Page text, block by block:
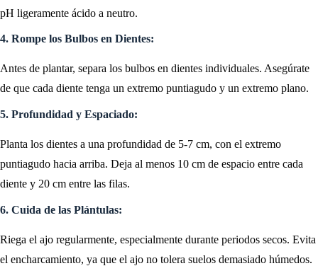
pH ligeramente ácido a neutro.
4. Rompe los Bulbos en Dientes:
Antes de plantar, separa los bulbos en dientes individuales. Asegúrate
de que cada diente tenga un extremo puntiagudo y un extremo plano.
5. Profundidad y Espaciado:
Planta los dientes a una profundidad de 5-7 cm, con el extremo
puntiagudo hacia arriba. Deja al menos 10 cm de espacio entre cada
diente y 20 cm entre las filas.
6. Cuida de las Plántulas:
Riega el ajo regularmente, especialmente durante periodos secos. Evita
el encharcamiento, ya que el ajo no tolera suelos demasiado húmedos.